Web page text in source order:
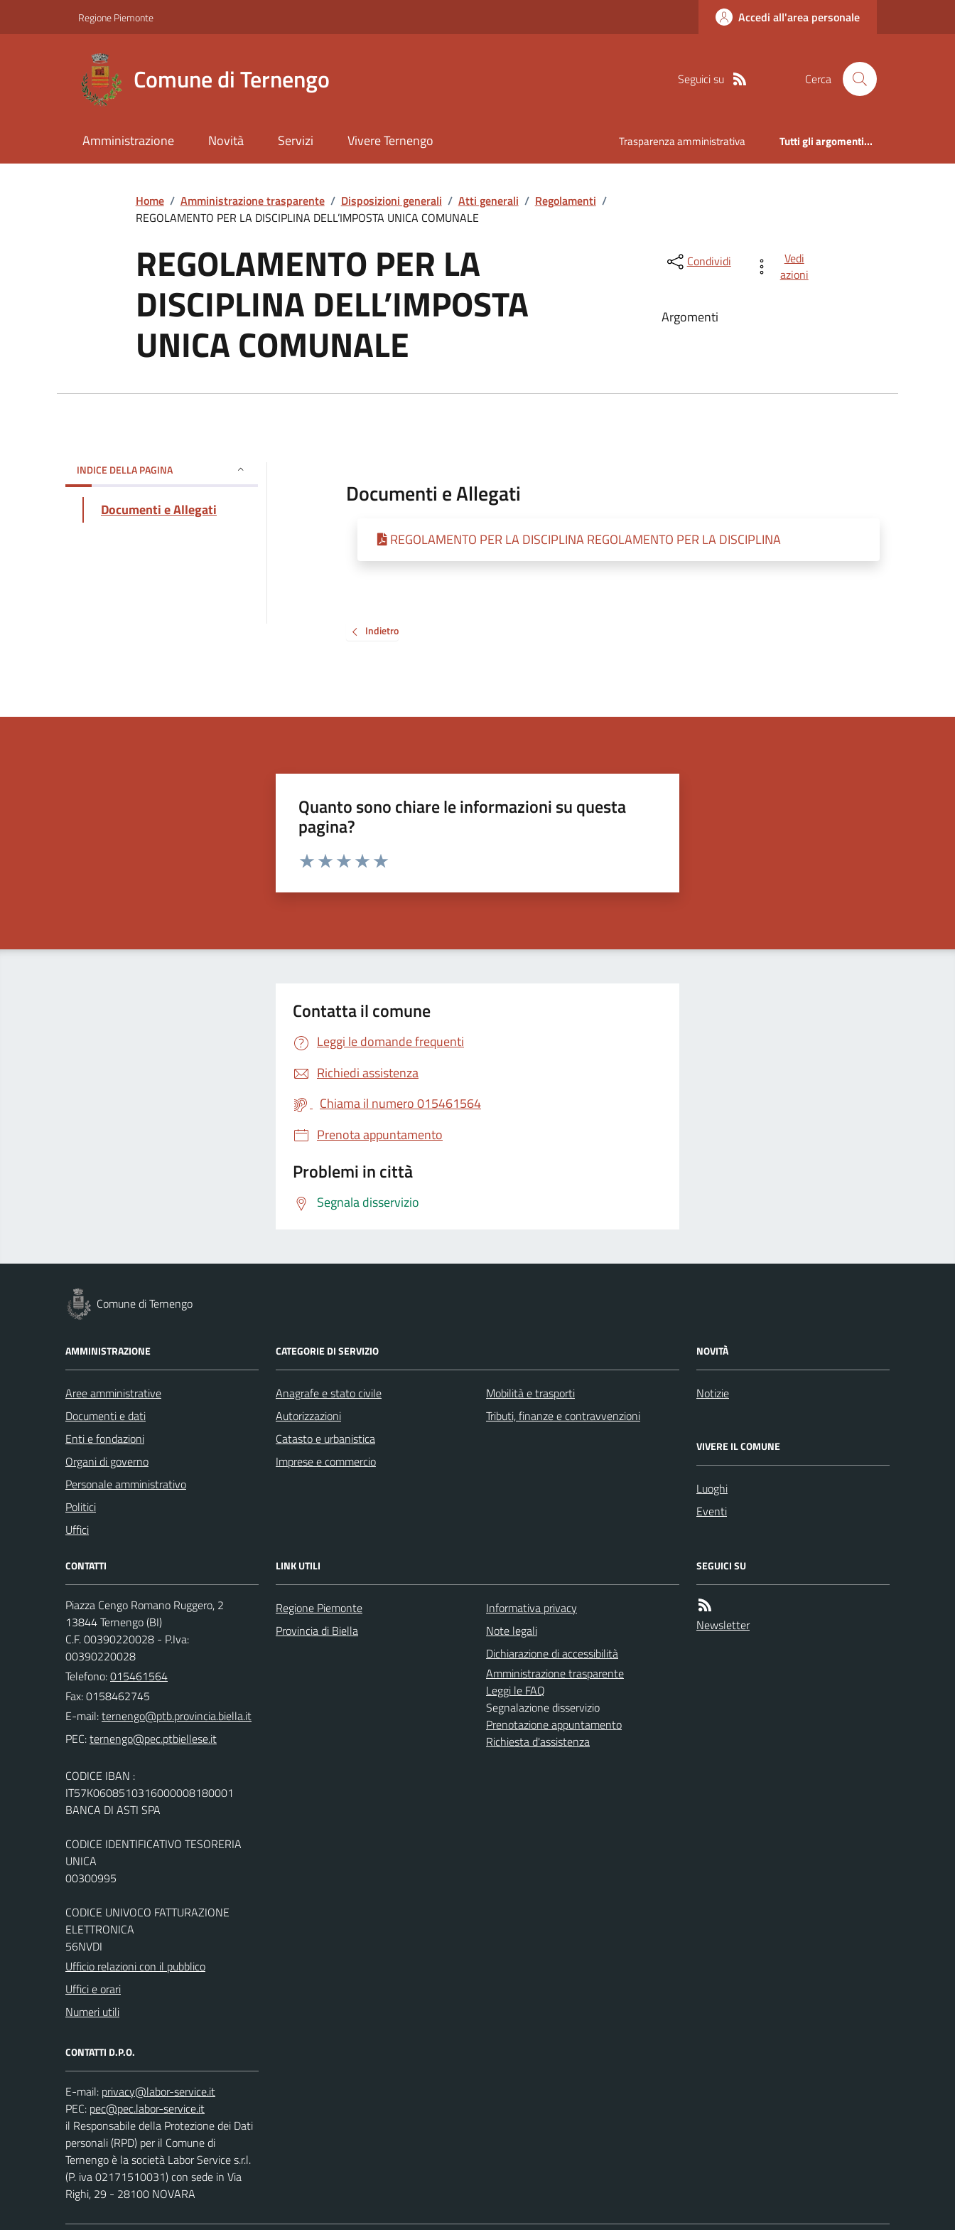
Regione Piemonte Accedi all'area personale
Comune di Ternengo Seguici su Cerca
Amministrazione Novità Servizi Vivere Ternengo Trasparenza amministrativa Tutti gli argomenti...
Home / Amministrazione trasparente / Disposizioni generali / Atti generali / Regolamenti /
REGOLAMENTO PER LA DISCIPLINA DELL’IMPOSTA UNICA COMUNALE
REGOLAMENTO PER LA
DISCIPLINA DELL’IMPOSTA
UNICA COMUNALE
Condividi
Vedi
azioni
Argomenti
INDICE DELLA PAGINA
Documenti e Allegati
Documenti e Allegati
REGOLAMENTO PER LA DISCIPLINA REGOLAMENTO PER LA DISCIPLINA
Indietro
Quanto sono chiare le informazioni su questa
pagina?
Valuta da 1 a 5 stelle la pagina
Contatta il comune
Leggi le domande frequenti
Richiedi assistenza
Chiama il numero 015461564
Prenota appuntamento
Problemi in città
Segnala disservizio
Comune di Ternengo
AMMINISTRAZIONE
Aree amministrative
Documenti e dati
Enti e fondazioni
Organi di governo
Personale amministrativo
Politici
Uffici
CATEGORIE DI SERVIZIO
Anagrafe e stato civile
Autorizzazioni
Catasto e urbanistica
Imprese e commercio
Mobilità e trasporti
Tributi, finanze e contravvenzioni
NOVITÀ
Notizie
VIVERE IL COMUNE
Luoghi
Eventi
CONTATTI
Piazza Cengo Romano Ruggero, 2
13844 Ternengo (BI)
C.F. 00390220028 - P.Iva:
00390220028
Telefono:015461564
Fax: 0158462745
E-mail:
PEC:
CODICE IBAN :
IT57K0608510316000008180001
BANCA DI ASTI SPA
CODICE IDENTIFICATIVO TESORERIA
UNICA
00300995
CODICE UNIVOCO FATTURAZIONE
ELETTRONICA
56NVDI
Ufficio relazioni con il pubblico
Uffici e orari
Numeri utili
CONTATTI D.P.O.
E-mail:
PEC:
il Responsabile della Protezione dei Dati
personali (RPD) per il Comune di
Ternengo è la società Labor Service s.r.l.
(P. iva 02171510031) con sede in Via
Righi, 29 - 28100 NOVARA
LINK UTILI
Regione Piemonte
Provincia di Biella
Informativa privacy
Note legali
Dichiarazione di accessibilità
Amministrazione trasparente
Leggi le FAQ
Segnalazione disservizio
Prenotazione appuntamento
Richiesta d'assistenza
SEGUICI SU
Newsletter